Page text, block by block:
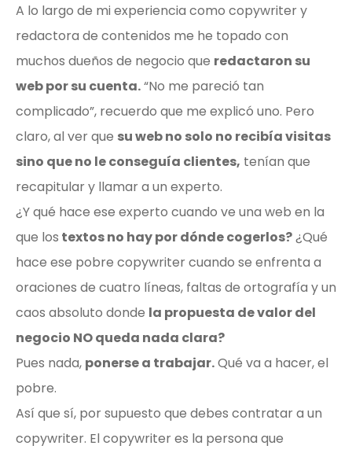
A lo largo de mi experiencia como copywriter y
redactora de contenidos me he topado con
muchos dueños de negocio que redactaron su
web por su cuenta.“No me pareció tan
complicado”, recuerdo que me explicó uno. Pero
claro, al ver que su web no solo no recibía visitas
sino que no le conseguía clientes, tenían que
recapitular y llamar a un experto.
¿Y qué hace ese experto cuando ve una web en la
que los textos no hay por dónde cogerlos?¿Qué
hace ese pobre copywriter cuando se enfrenta a
oraciones de cuatro líneas, faltas de ortografía y un
caos absoluto donde la propuesta de valor del
negocio NO queda nada clara?
Pues nada, ponerse a trabajar.Qué va a hacer, el
pobre.
Así que sí, por supuesto que debes contratar a un
copywriter. El copywriter es la persona que